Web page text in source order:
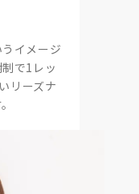
うイメージ
で1レッ
リーズナ